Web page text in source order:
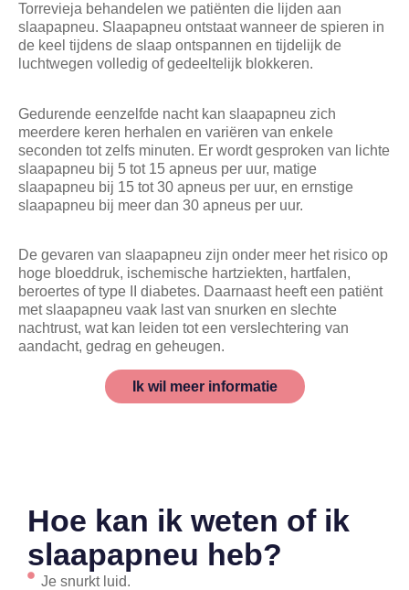
Torrevieja behandelen we patiënten die lijden aan
slaapapneu. Slaapapneu ontstaat wanneer de spieren in
de keel tijdens de slaap ontspannen en tijdelijk de
luchtwegen volledig of gedeeltelijk blokkeren.
Gedurende eenzelfde nacht kan slaapapneu zich
meerdere keren herhalen en variëren van enkele
seconden tot zelfs minuten. Er wordt gesproken van lichte
slaapapneu bij 5 tot 15 apneus per uur, matige
slaapapneu bij 15 tot 30 apneus per uur, en ernstige
slaapapneu bij meer dan 30 apneus per uur.
De gevaren van slaapapneu zijn onder meer het risico op
hoge bloeddruk, ischemische hartziekten, hartfalen,
beroertes of type II diabetes. Daarnaast heeft een patiënt
met slaapapneu vaak last van snurken en slechte
nachtrust, wat kan leiden tot een verslechtering van
aandacht, gedrag en geheugen.
Ik wil meer informatie
Hoe kan ik weten of ik
slaapapneu heb?
Je snurkt luid.